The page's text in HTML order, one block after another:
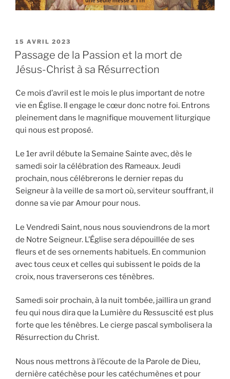
PUBLIÉ
LE
15 AVRIL 2023
Passage de la Passion et la mort de
Jésus-Christ à sa Résurrection
Ce mois d’avril est le mois le plus important de notre
vie en Église. Il engage le cœur donc notre foi. Entrons
pleinement dans le magnifique mouvement liturgique
qui nous est proposé.
Le 1er avril débute la Semaine Sainte avec, dès le
samedi soir la célébration des Rameaux. Jeudi
prochain, nous célébrerons le dernier repas du
Seigneur à la veille de sa mort où, serviteur souffrant, il
donne sa vie par Amour pour nous.
Le Vendredi Saint, nous nous souviendrons de la mort
de Notre Seigneur. L’Église sera dépouillée de ses
fleurs et de ses ornements habituels. En communion
avec tous ceux et celles qui subissent le poids de la
croix, nous traverserons ces ténèbres.
Samedi soir prochain, à la nuit tombée, jaillira un grand
feu qui nous dira que la Lumière du Ressuscité est plus
forte que les ténèbres. Le cierge pascal symbolisera la
Résurrection du Christ.
Nous nous mettrons à l’écoute de la Parole de Dieu,
dernière catéchèse pour les catéchumènes et pour